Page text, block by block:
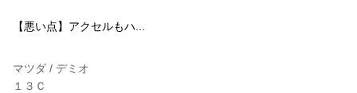
【悪い点】アクセルもハ...
マツダ / デミオ
１３Ｃ